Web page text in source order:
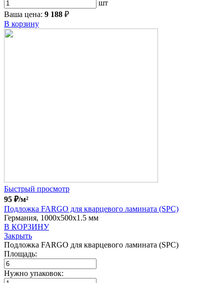
шт
Ваша цена: 9 188 ₽
В корзину
Быстрый просмотр
95 ₽/м²
Подложка FARGO для кварцевого ламината (SPC)
Германия, 1000x500x1.5 мм
В КОРЗИНУ
Закрыть
Подложка FARGO для кварцевого ламината (SPC)
Площадь:
Нужно упаковок: